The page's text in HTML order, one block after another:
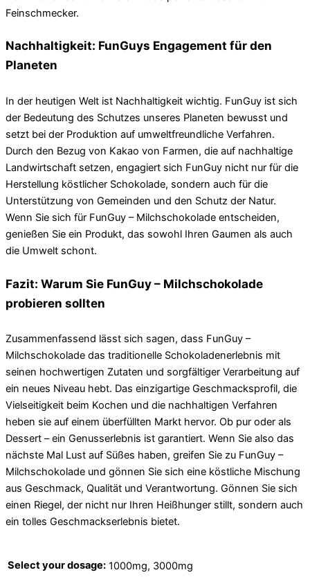
Feinschmecker.
Nachhaltigkeit: FunGuys Engagement für den
Planeten
In der heutigen Welt ist Nachhaltigkeit wichtig. FunGuy ist sich
der Bedeutung des Schutzes unseres Planeten bewusst und
setzt bei der Produktion auf umweltfreundliche Verfahren.
Durch den Bezug von Kakao von Farmen, die auf nachhaltige
Landwirtschaft setzen, engagiert sich FunGuy nicht nur für die
Herstellung köstlicher Schokolade, sondern auch für die
Unterstützung von Gemeinden und den Schutz der Natur.
Wenn Sie sich für FunGuy – Milchschokolade entscheiden,
genießen Sie ein Produkt, das sowohl Ihren Gaumen als auch
die Umwelt schont.
Fazit: Warum Sie FunGuy – Milchschokolade
probieren sollten
Zusammenfassend lässt sich sagen, dass FunGuy –
Milchschokolade das traditionelle Schokoladenerlebnis mit
seinen hochwertigen Zutaten und sorgfältiger Verarbeitung auf
ein neues Niveau hebt. Das einzigartige Geschmacksprofil, die
Vielseitigkeit beim Kochen und die nachhaltigen Verfahren
heben sie auf einem überfüllten Markt hervor. Ob pur oder als
Dessert – ein Genusserlebnis ist garantiert. Wenn Sie also das
nächste Mal Lust auf Süßes haben, greifen Sie zu FunGuy –
Milchschokolade und gönnen Sie sich eine köstliche Mischung
aus Geschmack, Qualität und Verantwortung. Gönnen Sie sich
einen Riegel, der nicht nur Ihren Heißhunger stillt, sondern auch
ein tolles Geschmackserlebnis bietet.
Select your dosage: 1000mg, 3000mg